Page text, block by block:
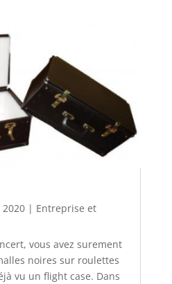
2020| Entreprise et
vous avez surement
noires sur roulettes
vu un flight case. Dans